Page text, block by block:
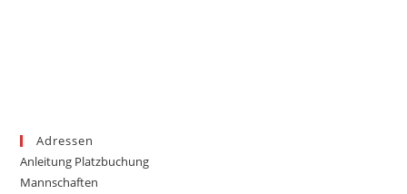
Adressen
Anleitung Platzbuchung
Mannschaften